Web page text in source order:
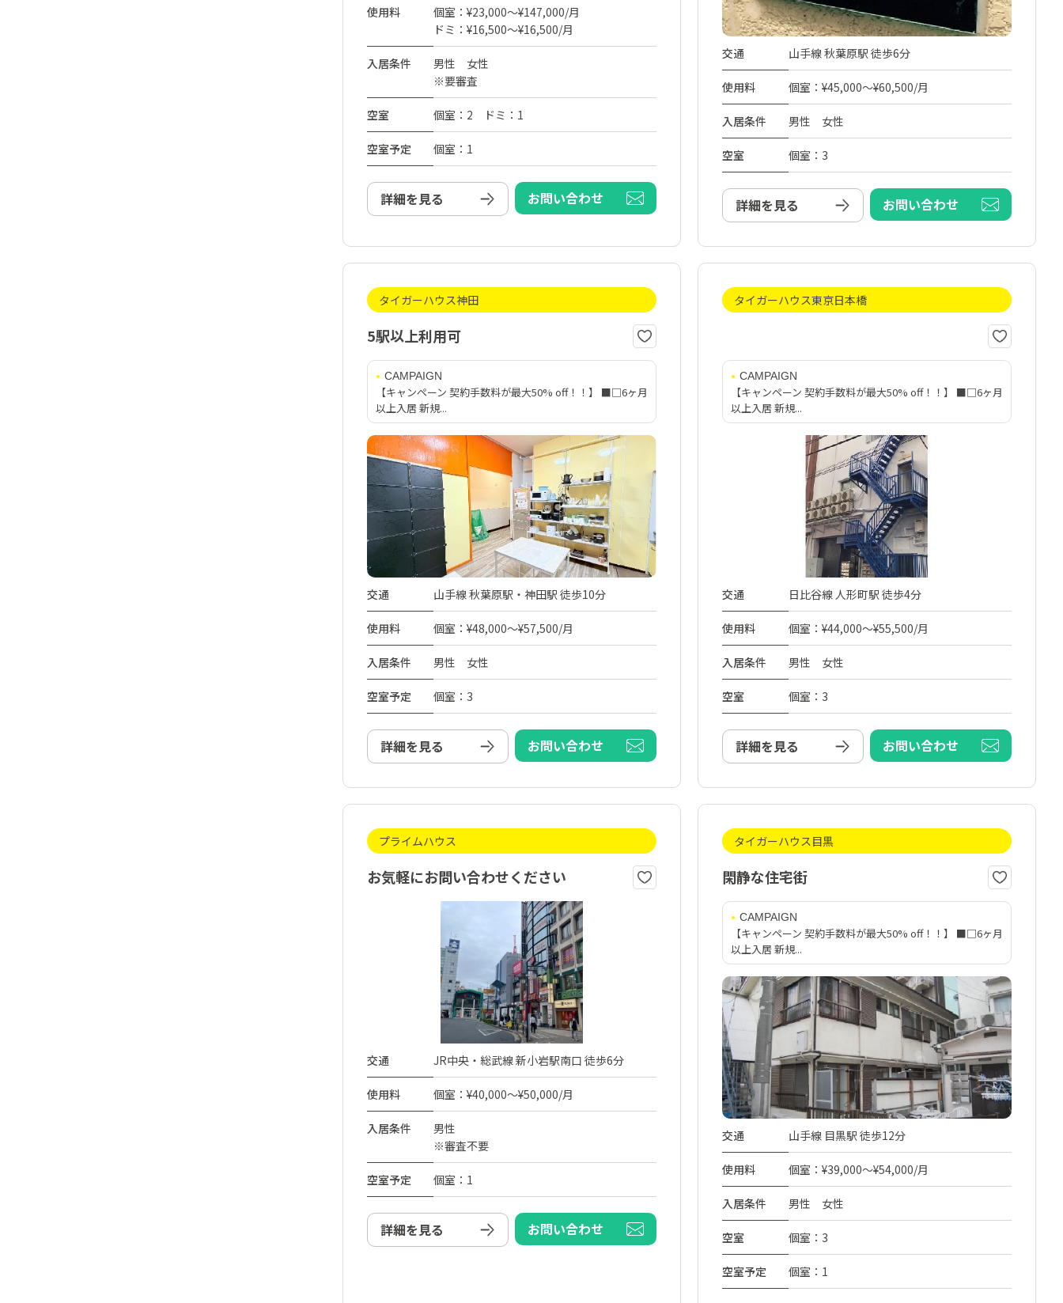
使用料
個室：¥23,000～¥147,000/月
ドミ：¥16,500～¥16,500/月
入居条件
男性 女性
※要審査
空室 個室：2 ドミ：1
空室予定 個室：1
詳細を見る お問い合わせ
交通 山手線 秋葉原駅 徒歩6分
使用料 個室：¥45,000～¥60,500/月
入居条件 男性 女性
空室 個室：3
詳細を見る お問い合わせ
タイガーハウス神田
5駅以上利用可
CAMPAIGN
【キャンペーン 契約手数料が最大50% off！！】 ■□6ヶ月
以上入居 新規...
交通 山手線 秋葉原駅・神田駅 徒歩10分
使用料 個室：¥48,000～¥57,500/月
入居条件 男性 女性
空室予定 個室：3
詳細を見る お問い合わせ
タイガーハウス東京日本橋
CAMPAIGN
【キャンペーン 契約手数料が最大50% off！！】 ■□6ヶ月
以上入居 新規...
交通 日比谷線 人形町駅 徒歩4分
使用料 個室：¥44,000～¥55,500/月
入居条件 男性 女性
空室 個室：3
詳細を見る お問い合わせ
プライムハウス
お気軽にお問い合わせください
交通 JR中央・総武線 新小岩駅南口 徒歩6分
使用料 個室：¥40,000～¥50,000/月
入居条件
男性
※審査不要
空室予定 個室：1
詳細を見る お問い合わせ
タイガーハウス目黒
閑静な住宅街
CAMPAIGN
【キャンペーン 契約手数料が最大50% off！！】 ■□6ヶ月
以上入居 新規...
交通 山手線 目黒駅 徒歩12分
使用料 個室：¥39,000～¥54,000/月
入居条件 男性 女性
空室 個室：3
空室予定 個室：1